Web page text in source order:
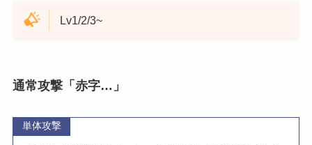
Lv1/2/3~
通常攻撃「赤字…」
単体攻撃